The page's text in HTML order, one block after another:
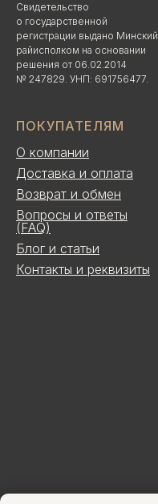
Свидетельство
о государственной
регистрации выдано Минский
райисполком на основании
решения от 06.02.2014
№ 247829. УНП: 691756477.
ПОКУПАТЕЛЯМ
О компании
Доставка и оплата
Возврат и обмен
Вопросы и ответы
(FAQ)
Блог и статьи
Контакты и реквизиты